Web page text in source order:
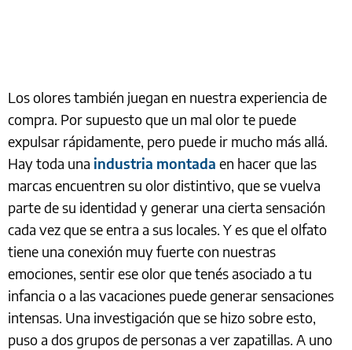
Los olores también juegan en nuestra experiencia de
compra. Por supuesto que un mal olor te puede
expulsar rápidamente, pero puede ir mucho más allá.
Hay toda una industria montada en hacer que las
marcas encuentren su olor distintivo, que se vuelva
parte de su identidad y generar una cierta sensación
cada vez que se entra a sus locales. Y es que el olfato
tiene una conexión muy fuerte con nuestras
emociones, sentir ese olor que tenés asociado a tu
infancia o a las vacaciones puede generar sensaciones
intensas. Una investigación que se hizo sobre esto,
puso a dos grupos de personas a ver zapatillas. A uno